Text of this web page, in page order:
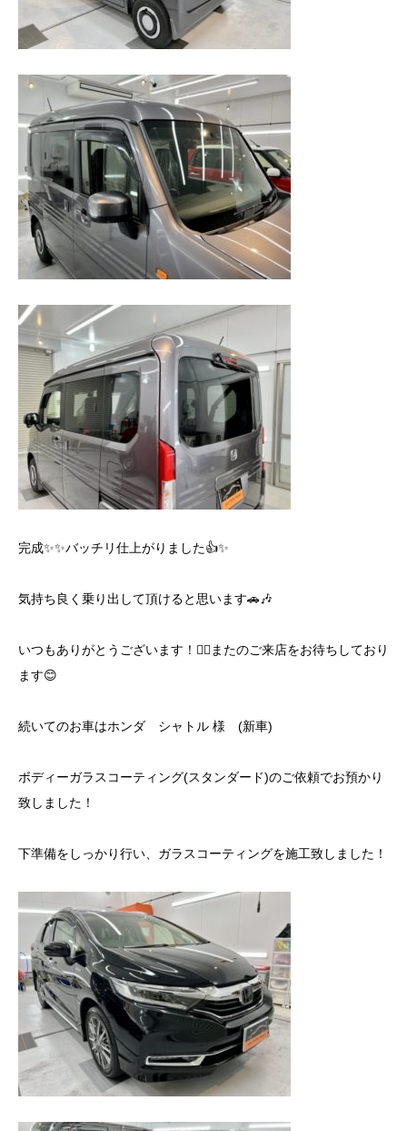
完成✨✨バッチリ仕上がりました👍✨
気持ち良く乗り出して頂けると思います🚗🎶
いつもありがとうございます！🙇‍♂️またのご来店をお待ちしており
ます😊
続いてのお車はホンダ シャトル 様 (新車)
ボディーガラスコーティング(スタンダード)のご依頼でお預かり
致しました！
下準備をしっかり行い、ガラスコーティングを施工致しました！